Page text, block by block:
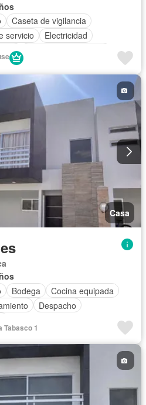
Caseta de vigilancia
servicio
Electricidad
Sin amueblar
Casa
Bodega
Cocina equipada
Despacho
29/06/2026 en - Raiz Inmobiliaria Tabasco 1